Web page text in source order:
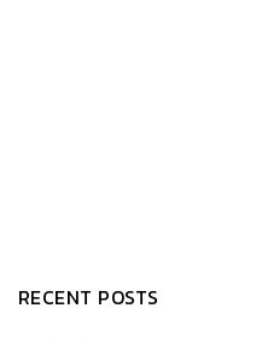
RECENT POSTS